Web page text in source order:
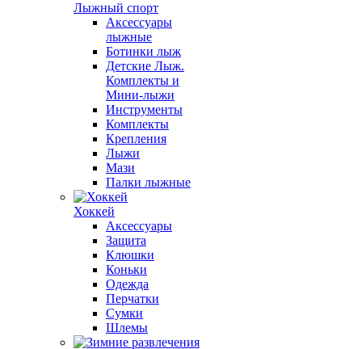
Лыжный спорт
Аксессуары
лыжные
Ботинки лыж
Детские Лыж.
Комплекты и
Мини-лыжи
Инструменты
Комплекты
Крепления
Лыжи
Мази
Палки лыжные
Хоккей
Аксессуары
Защита
Клюшки
Коньки
Одежда
Перчатки
Сумки
Шлемы